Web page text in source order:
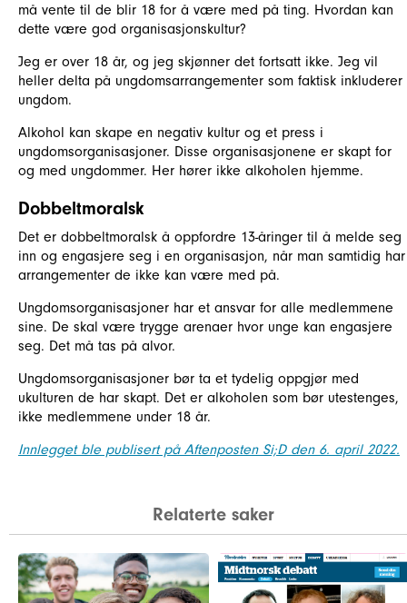
må vente til de blir 18 for å være med på ting. Hvordan kan
dette være god organisasjonskultur?
Jeg er over 18 år, og jeg skjønner det fortsatt ikke. Jeg vil
heller delta på ungdomsarrangementer som faktisk inkluderer
ungdom.
Alkohol kan skape en negativ kultur og et press i
ungdomsorganisasjoner. Disse organisasjonene er skapt for
og med ungdommer. Her hører ikke alkoholen hjemme.
Dobbeltmoralsk
Det er dobbeltmoralsk å oppfordre 13-åringer til å melde seg
inn og engasjere seg i en organisasjon, når man samtidig har
arrangementer de ikke kan være med på.
Ungdomsorganisasjoner har et ansvar for alle medlemmene
sine. De skal være trygge arenaer hvor unge kan engasjere
seg. Det må tas på alvor.
Ungdomsorganisasjoner bør ta et tydelig oppgjør med
ukulturen de har skapt. Det er alkoholen som bør utestenges,
ikke medlemmene under 18 år.
Innlegget ble publisert på Aftenposten Si;D den 6. april 2022.
Relaterte saker